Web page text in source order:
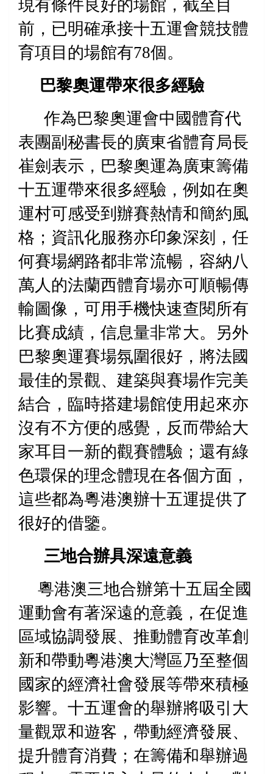
現有條件良好的場館，截至目
前，已明確承接十五運會競技體
育項目的場館有78個。
巴黎奧運帶來很多經驗
作為巴黎奧運會中國體育代
表團副秘書長的廣東省體育局長
崔劍表示， 巴黎奧運為廣東籌備
十五運帶來很多經驗 ，例如在奧
運村可感受到辦賽熱情和簡約風
格；資訊化服務亦印象深刻，任
何賽場網路都非常流暢，容納八
萬人的法蘭西體育場亦可順暢傳
輸圖像，可用手機快速查閱所有
比賽成績，信息量非常大。另外
巴黎奧運賽場氛圍很好，將法國
最佳的景觀、建築與賽場作完美
結合，臨時搭建場館使用起來亦
沒有不方便的感覺，反而帶給大
家耳目一新的觀賽體驗；還有綠
色環保的理念體現在各個方面，
這些都為粵港澳辦十五運提供了
很好的借鑒。
三地合辦具深遠意義
粵港澳三地合辦第十五屆全國
運動會有著深遠的意義，在促進
區域協調發展、推動體育改革創
新和帶動粵港澳大灣區乃至整個
國家的經濟社會發展等帶來積極
影響。十五運會的舉辦將吸引大
量觀眾和遊客，帶動經濟發展、
提升體育消費；在籌備和舉辦過